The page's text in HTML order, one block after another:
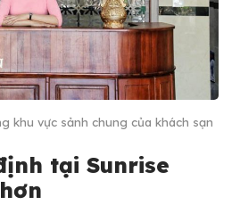
khu vực sảnh chung của khách sạn
tại Sunrise